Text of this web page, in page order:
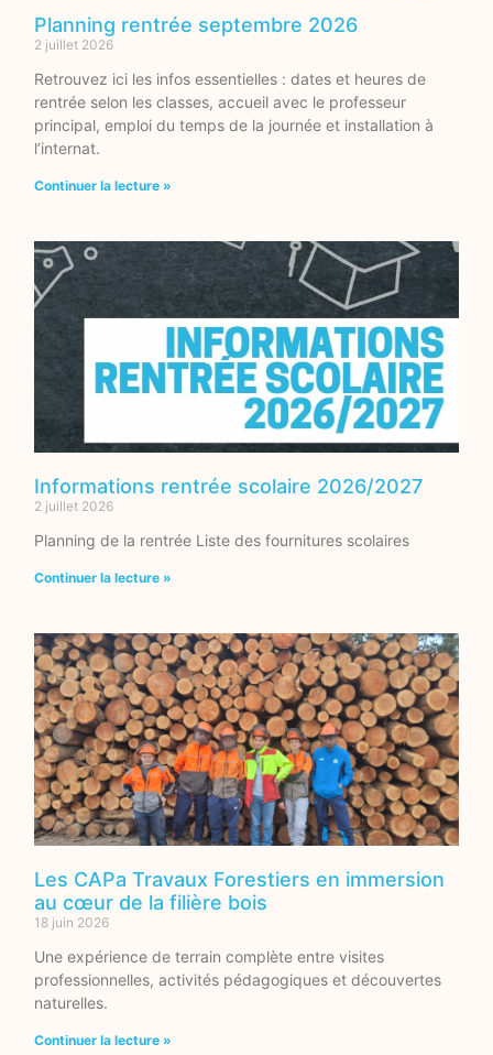
Planning rentrée septembre 2026
2 juillet 2026
Retrouvez ici les infos essentielles : dates et heures de
rentrée selon les classes, accueil avec le professeur
principal, emploi du temps de la journée et installation à
l’internat.
Continuer la lecture »
Informations rentrée scolaire 2026/2027
2 juillet 2026
Planning de la rentrée Liste des fournitures scolaires
Continuer la lecture »
Les CAPa Travaux Forestiers en immersion
au cœur de la filière bois
18 juin 2026
Une expérience de terrain complète entre visites
professionnelles, activités pédagogiques et découvertes
naturelles.
Continuer la lecture »